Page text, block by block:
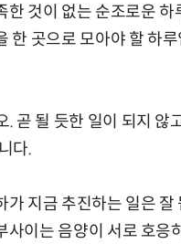
한 것이 없는 순조로운 하
한 곳으로 모아야 할 하
. 곧 될 듯한 일이 되지 않
다.
가 지금 추진하는 일은 잘
사이는 음양이 서로 호응